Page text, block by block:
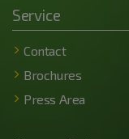
Service
Contact
Brochures
Press Area